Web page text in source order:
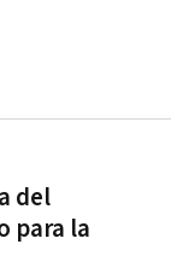
del
para la